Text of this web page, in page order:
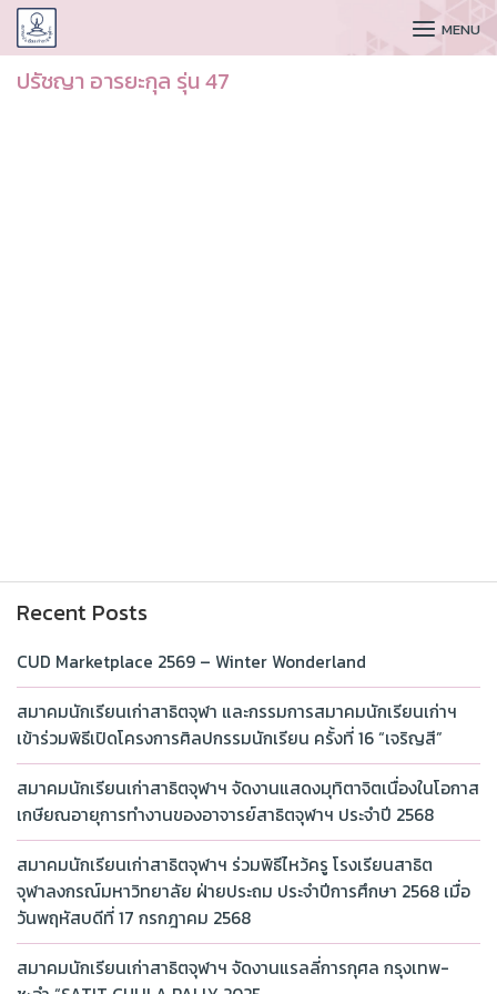
CUDAA MENU
ปรัชญา อารยะกุล รุ่น 47
Recent Posts
CUD Marketplace 2569 – Winter Wonderland
สมาคมนักเรียนเก่าสาธิตจุฬา และกรรมการสมาคมนักเรียนเก่าฯ
เข้าร่วมพิธีเปิดโครงการศิลปกรรมนักเรียน ครั้งที่ 16 “เจริญสี”
สมาคมนักเรียนเก่าสาธิตจุฬาฯ จัดงานแสดงมุทิตาจิตเนื่องในโอกาส
เกษียณอายุการทำงานของอาจารย์สาธิตจุฬาฯ ประจำปี 2568
สมาคมนักเรียนเก่าสาธิตจุฬาฯ ร่วมพิธีไหว้ครู โรงเรียนสาธิต
จุฬาลงกรณ์มหาวิทยาลัย ฝ่ายประถม ประจำปีการศึกษา 2568 เมื่อ
วันพฤหัสบดีที่ 17 กรกฎาคม 2568
สมาคมนักเรียนเก่าสาธิตจุฬาฯ จัดงานแรลลี่การกุศล กรุงเทพ-